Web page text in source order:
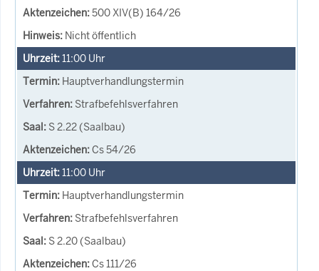
500 XIV(B) 164/26
Nicht öffentlich
11:00 Uhr
Hauptverhandlungstermin
Strafbefehlsverfahren
S 2.22 (Saalbau)
Cs 54/26
11:00 Uhr
Hauptverhandlungstermin
Strafbefehlsverfahren
S 2.20 (Saalbau)
Cs 111/26